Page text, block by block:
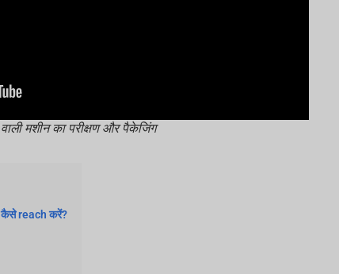
मशीन का परीक्षण और पैकेजिंग
कैसे reach करें?